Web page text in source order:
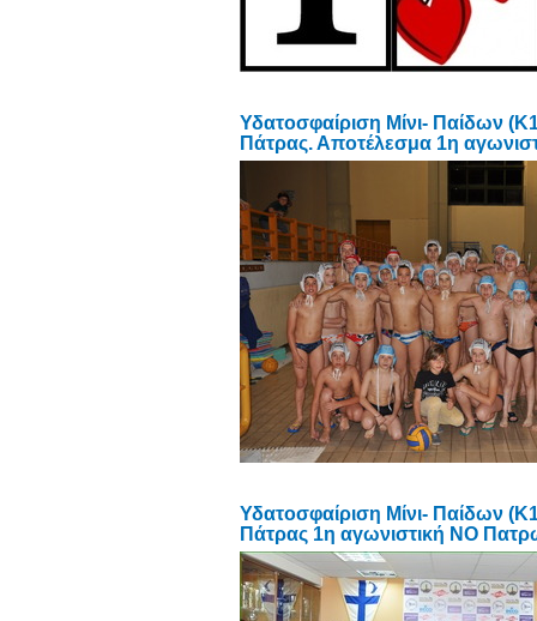
Υδατοσφαίριση Μίνι- Παίδων
Πάτρας. Αποτέλεσμα 1η
Υδατοσφαίριση Μίνι- Παίδων
Πάτρας 1η αγωνιστική ΝΟ